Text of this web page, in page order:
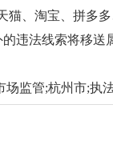
、淘宝、拼多多
违法线索将移送
场监管;杭州市;执